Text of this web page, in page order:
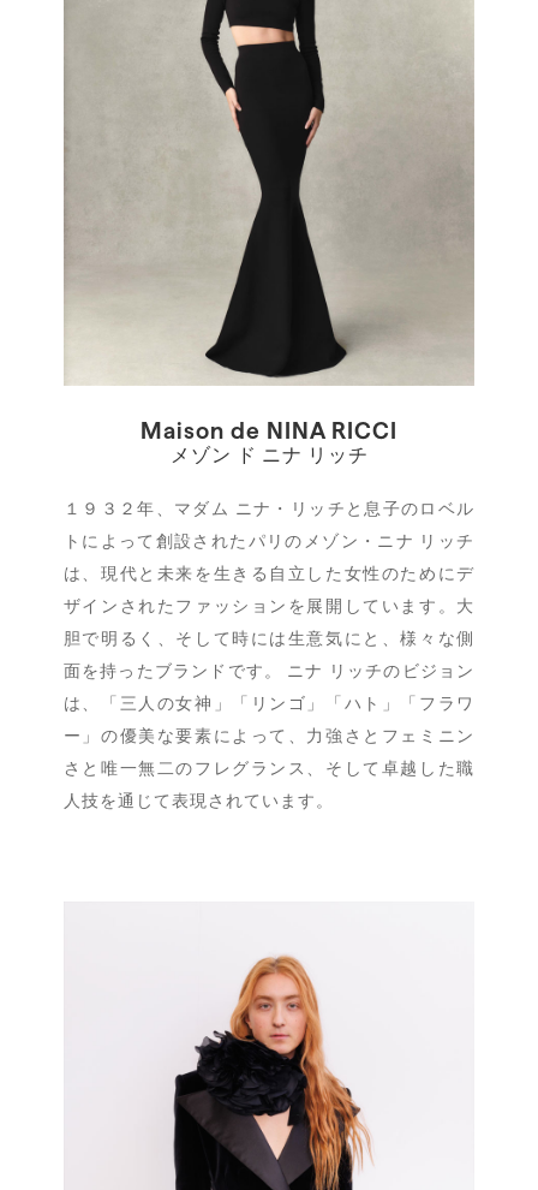
Maison de NINA RICCI
メゾン ド ニナ リッチ
１９３２年、マダム ニナ・リッチと息子のロベル
トによって創設されたパリのメゾン・ニナ リッチ
は、現代と未来を生きる自立した女性のためにデ
ザインされたファッションを展開しています。大
胆で明るく、そして時には生意気にと、様々な側
面を持ったブランドです。 ニナ リッチのビジョン
は、「三人の女神」「リンゴ」「ハト」「フラワ
ー」の優美な要素によって、力強さとフェミニン
さと唯一無二のフレグランス、そして卓越した職
人技を通じて表現されています。